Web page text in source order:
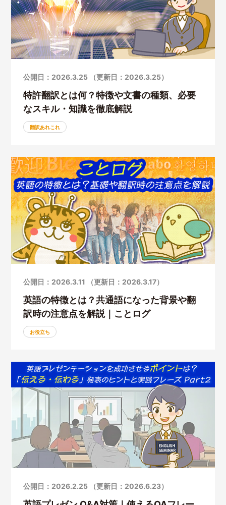
公開日：2026.3.25 （更新日：2026.3.25）
特許翻訳とは何？特徴や文書の種類、必要
なスキル・知識を徹底解説
翻訳あれこれ
公開日：2026.3.11 （更新日：2026.3.17）
英語の特徴とは？共通語になった背景や翻
訳時の注意点を解説｜ことログ
お役立ち
公開日：2026.2.25 （更新日：2026.6.23）